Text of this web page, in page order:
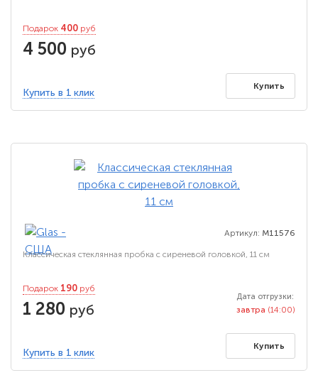
Подарок 400 руб
4 500 руб
Купить в 1 клик
Купить
Артикул: M11576
Классическая стеклянная пробка с сиреневой головкой, 11 см
Подарок 190 руб
1 280 руб
Дата отгрузки:
завтра (14:00)
Купить в 1 клик
Купить